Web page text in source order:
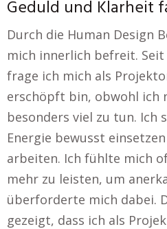
Geduld und Klarheit
Durch die Human Design
mich innerlich befreit. Seit
frage ich mich als
erschöpft bin, obwohl ich
besonders viel zu tun. Ich
Energie bewusst
arbeiten. Ich fühlte mich
mehr zu leisten, um
überforderte mich dabei.
gezeigt, dass ich als